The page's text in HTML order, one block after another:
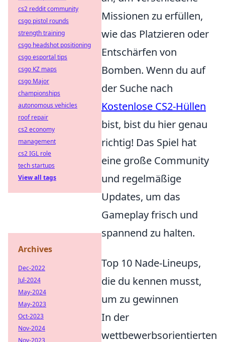
Missionen zu erfüllen,
wie das Platzieren oder
Entschärfen von
Bomben. Wenn du auf
der Suche nach
Kostenlose CS2-Hüllen
bist, bist du hier genau
richtig! Das Spiel hat
eine große Community
und regelmäßige
Updates, um das
Gameplay frisch und
spannend zu halten.
Top 10 Nade-Lineups,
die du kennen musst,
um zu gewinnen
In der
wettbewerbsorientierten
cs2 reddit community
csgo pistol rounds
strength training
csgo headshot positioning
csgo esportal tips
csgo KZ maps
csgo Major
championships
autonomous vehicles
roof repair
cs2 economy
management
cs2 IGL role
tech startups
View all tags
Archives
Dec-2022
Jul-2024
May-2024
May-2023
Oct-2023
Nov-2024
Nov-2023